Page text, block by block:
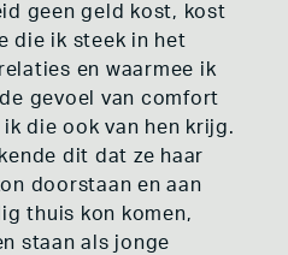
geen geld kost, kost
die ik steek in het
en waarmee ik
gevoel van comfort
die ook van hen krijg.
dit dat ze haar
doorstaan en aan
thuis kon komen,
staan als jonge